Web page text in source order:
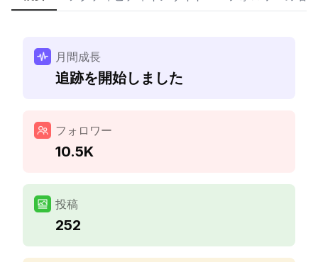
月間成長
追跡を開始しました
フォロワー
10.5K
投稿
252